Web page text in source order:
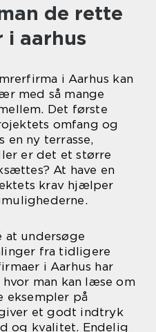
de rette
i aarhus
i Aarhus kan
med så mange
Det første
omfang og
en ny terrasse,
er det et større
At have en
krav hjælper
at undersøge
fra tidligere
i Aarhus har
man kan læse om
eksempler på
et godt indtryk
og kvalitet. Endelig